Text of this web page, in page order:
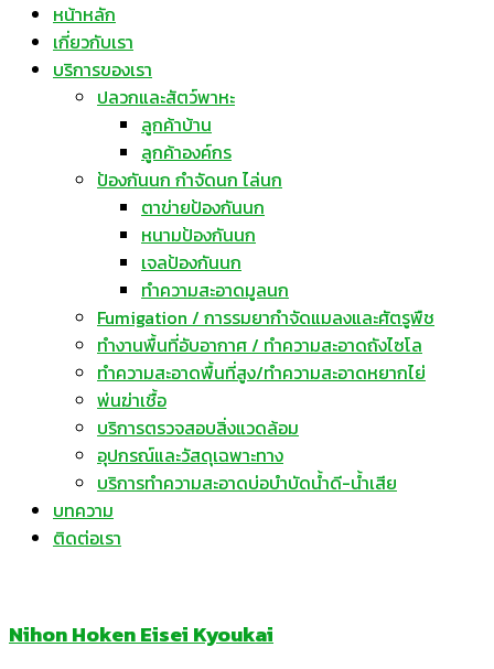
หน้าหลัก
เกี่ยวกับเรา
บริการของเรา
ปลวกและสัตว์พาหะ
ลูกค้าบ้าน
ลูกค้าองค์กร
ป้องกันนก กำจัดนก ไล่นก
ตาข่ายป้องกันนก
หนามป้องกันนก
เจลป้องกันนก
ทำความสะอาดมูลนก
Fumigation / การรมยากำจัดแมลงและศัตรูพืช
ทำงานพื้นที่อับอากาศ / ทำความสะอาดถังไซโล
ทำความสะอาดพื้นที่สูง/ทำความสะอาดหยากไย่
พ่นฆ่าเชื้อ
บริการตรวจสอบสิ่งแวดล้อม
อุปกรณ์และวัสดุเฉพาะทาง
บริการทำความสะอาดบ่อบำบัดน้ำดี-น้ำเสีย
บทความ
ติดต่อเรา
Nihon Hoken Eisei Kyoukai